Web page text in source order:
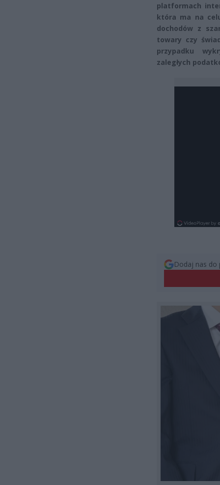
platformach
która ma na
dochodów z
towary czy
przypadku
zaległych
Dodaj nas do